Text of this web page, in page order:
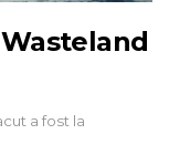
a fost la